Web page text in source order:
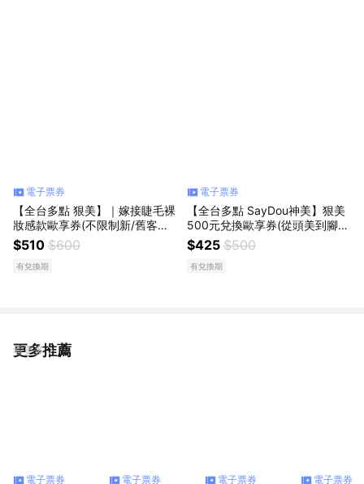
電子票券
【全台多點 狠美】｜嫁接睫毛裸
妝感款歐享券(不限制新/舊客使
用)
$510 $600
有兌換期
電子票券
【全台多點 SayDou神美】狠美
500元兌換歐享券(從頭美到腳一
票全身適用)
$425 $500
有兌換期
更多推薦
看更多
電子票券 電子票券 電子票券 電子票券